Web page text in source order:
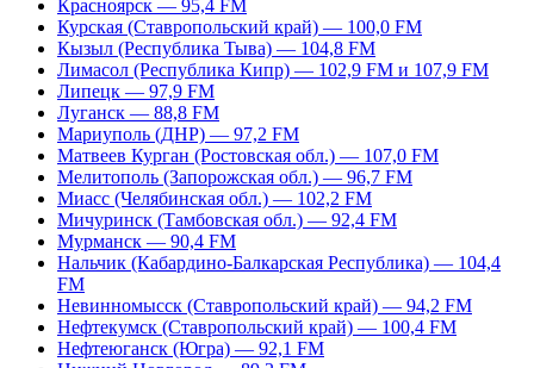
Красноярск — 95,4 FM
Курская (Ставропольский край) — 100,0 FM
Кызыл (Республика Тыва) — 104,8 FM
Лимасол (Республика Кипр) — 102,9 FM и 107,9 FM
Липецк — 97,9 FM
Луганск — 88,8 FM
Мариуполь (ДНР) — 97,2 FM
Матвеев Курган (Ростовская обл.) — 107,0 FM
Мелитополь (Запорожская обл.) — 96,7 FM
Миасс (Челябинская обл.) — 102,2 FM
Мичуринск (Тамбовская обл.) — 92,4 FM
Мурманск — 90,4 FM
Нальчик (Кабардино-Балкарская Республика) — 104,4
FM
Невинномысск (Ставропольский край) — 94,2 FM
Нефтекумск (Ставропольский край) — 100,4 FM
Нефтеюганск (Югра) — 92,1 FM